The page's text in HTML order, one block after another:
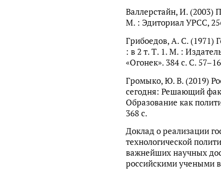
Валлерстайн, И. (2003)
М. : Эдиториал УРСС,
Грибоедов, А. С. (1971)
: в 2 т. Т. 1. М. :
«Огонек». 384 с. С.
Громыко, Ю. В. (2019)
сегодня: Решающий
Образование как
368 с.
Доклад о реализации
технологической
важнейших научных
российскими учеными